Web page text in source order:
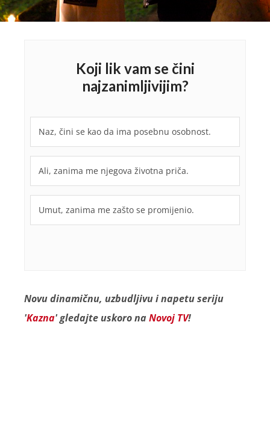
Koji lik vam se čini
najzanimljivijim?
Naz, čini se kao da ima posebnu osobnost.
Ali, zanima me njegova životna priča.
Umut, zanima me zašto se promijenio.
Novu dinamičnu, uzbudljivu i napetu seriju
'Kazna' gledajte uskoro naNovoj TV!